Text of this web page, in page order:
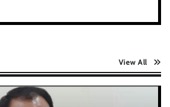
View All